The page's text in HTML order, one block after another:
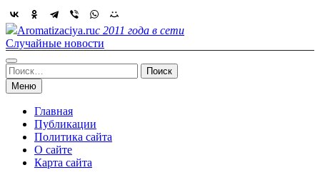
Skip
to
content
Aromatizaciya.ruс 2011 года в сети
Случайные новости
Найти:
Меню
Главная
Публикации
Политика сайта
О сайте
Карта сайта